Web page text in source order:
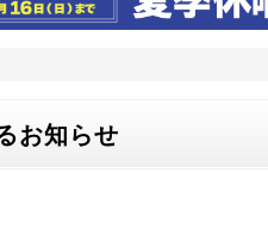
お知らせ